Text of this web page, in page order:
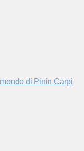
di Pinin Carpi